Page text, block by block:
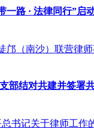
路 · 法律同行”启
（南沙）联营律
部结对共建并签署
书记关于律师工